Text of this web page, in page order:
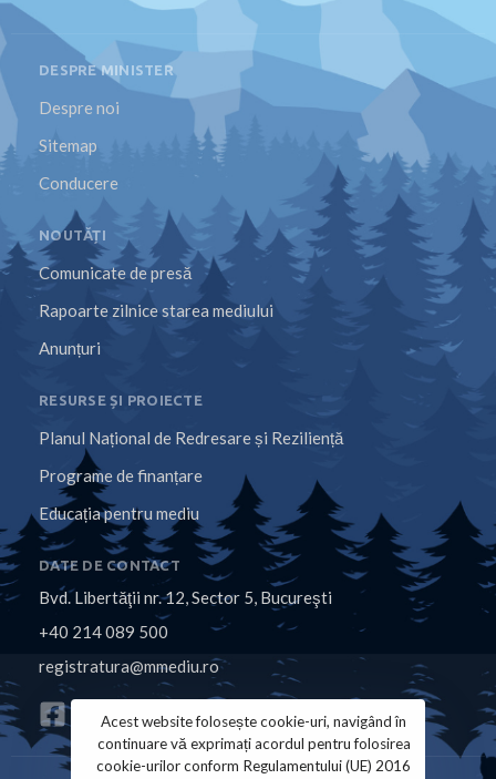
DESPRE MINISTER
Despre noi
Sitemap
Conducere
NOUTĂȚI
Comunicate de presă
Rapoarte zilnice starea mediului
Anunțuri
RESURSE ȘI PROIECTE
Planul Național de Redresare și Reziliență
Programe de finanțare
Educația pentru mediu
DATE DE CONTACT
Bvd. Libertăţii nr. 12, Sector 5, Bucureşti
+40 214 089 500
registratura@mmediu.ro
Acest website folosește cookie-uri, navigând în
continuare vă exprimați acordul pentru folosirea
cookie-urilor conform Regulamentului (UE) 2016